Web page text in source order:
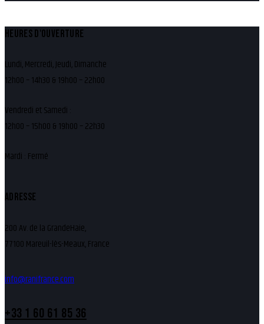
HEURES D'OUVERTURE
Lundi, Mercredi, Jeudi, Dimanche
12h00 – 14h30 & 19h00 – 22h00
Vendredi et Samedi :
12h00 – 15h00 & 19h00 – 22h30
Mardi : Fermé
ADRESSE
200 Av. de la GrandeHaie,
77100 Mareuil-lès-Meaux, France
info@ranifrance.com
+33 1 60 61 85 36